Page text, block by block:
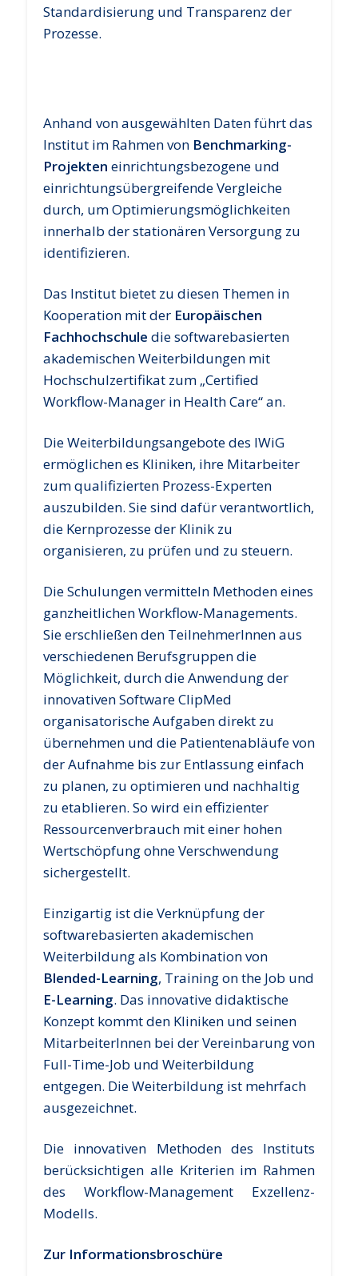
Standardisierung und Transparenz der
Prozesse.
Anhand von ausgewählten Daten führt das
Institut im Rahmen von Benchmarking-
Projekten einrichtungsbezogene und
einrichtungsübergreifende Vergleiche
durch, um Optimierungsmöglichkeiten
innerhalb der stationären Versorgung zu
identifizieren.
Das Institut bietet zu diesen Themen in
Kooperation mit der Europäischen
Fachhochschule die softwarebasierten
akademischen Weiterbildungen mit
Hochschulzertifikat zum „Certified
Workflow-Manager in Health Care“ an.
Die Weiterbildungsangebote des IWiG
ermöglichen es Kliniken, ihre Mitarbeiter
zum qualifizierten Prozess-Experten
auszubilden. Sie sind dafür verantwortlich,
die Kernprozesse der Klinik zu
organisieren, zu prüfen und zu steuern.
Die Schulungen vermitteln Methoden eines
ganzheitlichen Workflow-Managements.
Sie erschließen den TeilnehmerInnen aus
verschiedenen Berufsgruppen die
Möglichkeit, durch die Anwendung der
innovativen Software ClipMed
organisatorische Aufgaben direkt zu
übernehmen und die Patientenabläufe von
der Aufnahme bis zur Entlassung einfach
zu planen, zu optimieren und nachhaltig
zu etablieren. So wird ein effizienter
Ressourcenverbrauch mit einer hohen
Wertschöpfung ohne Verschwendung
sichergestellt.
Einzigartig ist die Verknüpfung der
softwarebasierten akademischen
Weiterbildung als Kombination von
Blended-Learning, Training on the Job und
E-Learning. Das innovative didaktische
Konzept kommt den Kliniken und seinen
MitarbeiterInnen bei der Vereinbarung von
Full-Time-Job und Weiterbildung
entgegen. Die Weiterbildung ist mehrfach
ausgezeichnet.
Die innovativen Methoden des Instituts
berücksichtigen alle Kriterien im Rahmen
des Workflow-Management Exzellenz-
Modells.
Zur Informationsbroschüre